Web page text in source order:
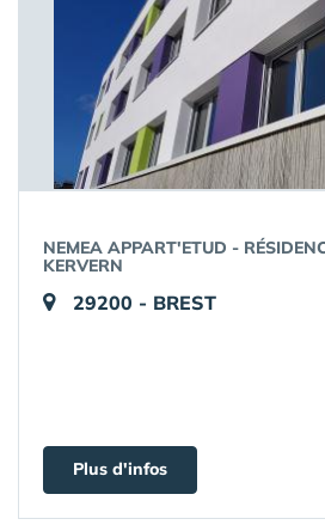
NEMEA APPART'ETUD -
KERVERN
29200 - BREST
Plus d'infos